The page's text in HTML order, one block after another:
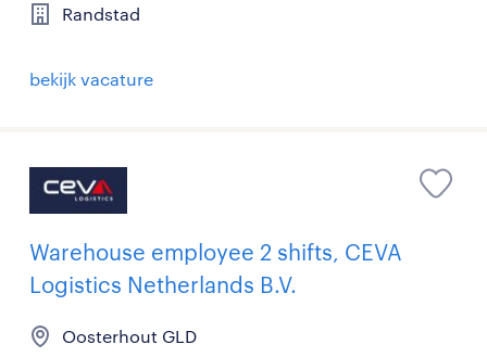
Randstad
bekijk vacature
Warehouse employee 2 shifts, CEVA
Logistics Netherlands B.V.
Oosterhout GLD